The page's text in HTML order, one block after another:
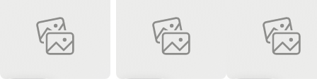
Este estabelecimento hoteleiro de 4 estrelas possui 19 quartos, que
se encontram equipados no seu interior com aquecedor, mesa de
escritório, telefone, ar condicionado, mini-bar, casa de banho